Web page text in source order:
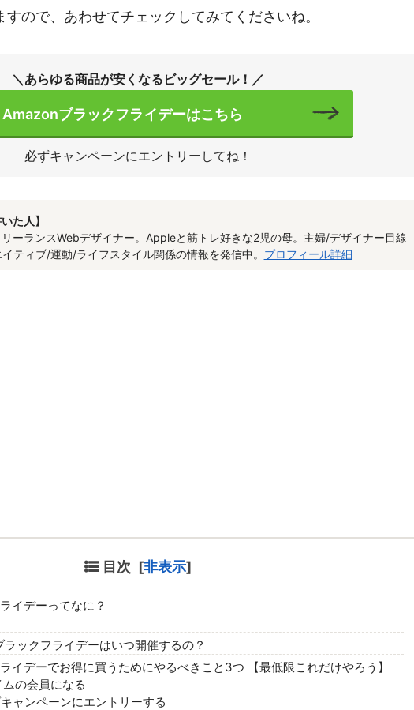
ので、あわせてチェックしてみてくださいね。
＼あらゆる商品が安くなるビッグセール！ ／
Amazonブラックフライデーはこちら
必ずキャンペーンにエントリーしてね！
た人】
ーランスWebデザイナー。Appleと筋トレ好きな2児の母。主婦/デザイナー目線
ティブ/運動/ライフスタイル関係の情報を発信中。 プロフィール詳細
目次 [非表示]
イデーってなに？
ックフライデーはいつ開催するの？
イデーでお得に買うためにやるべきこと3つ 【最低限これだけやろう】
の会員になる
ャンペーンにエントリーする